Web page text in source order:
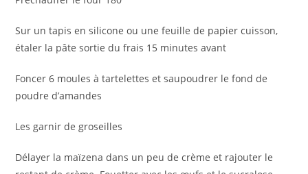
Sur un tapis en silicone ou une feuille de papier cuisson,
étaler la pâte sortie du frais 15 minutes avant
Foncer 6 moules à tartelettes et saupoudrer le fond de
poudre d’amandes
Les garnir de groseilles
Délayer la maïzena dans un peu de crème et rajouter le